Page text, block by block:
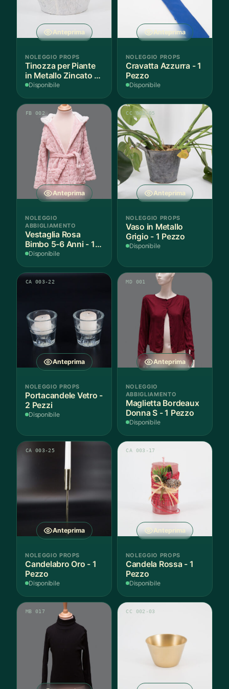
Anteprima
NOLEGGIO PROPS
Tinozza per Piante
in Metallo Zincato -
1 Pezzo
Disponibile
Anteprima
NOLEGGIO PROPS
Cravatta Azzurra - 1
Pezzo
Disponibile
Anteprima
FB 002
NOLEGGIO
ABBIGLIAMENTO
Vestaglia Rosa
Bimbo 5-6 Anni - 1
Pezzo
Disponibile
Anteprima
CC 002-05
NOLEGGIO PROPS
Vaso in Metallo
Grigio - 1 Pezzo
Disponibile
Anteprima
CA 003-22
NOLEGGIO PROPS
Portacandele Vetro -
2 Pezzi
Disponibile
Anteprima
MD 001
NOLEGGIO
ABBIGLIAMENTO
Maglietta Bordeaux
Donna S - 1 Pezzo
Disponibile
Anteprima
CA 003-25
NOLEGGIO PROPS
Candelabro Oro - 1
Pezzo
Disponibile
Anteprima
CA 003-17
NOLEGGIO PROPS
Candela Rossa - 1
Pezzo
Disponibile
MB 017 CC 002-03